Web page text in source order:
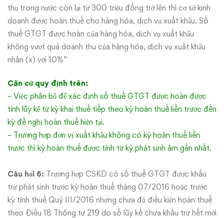
thụ trong nước còn lại từ 300 triệu đồng trở lên thì cơ sở kinh
doanh được hoàn thuế cho hàng hóa, dịch vụ xuất khẩu. Số
thuế GTGT được hoàn của hàng hóa, dịch vụ xuất khẩu
không vượt quá doanh thu của hàng hóa, dịch vụ xuất khẩu
nhân (x) với 10%”
Căn cứ quy định trên:
– Việc phân bổ để xác định số thuế GTGT được hoàn được
tính lũy kể từ kỳ khai thuế tiếp theo kỳ hoàn thuế liền trước đến
kỳ đề nghị hoàn thuế hiện tại.
– Trường hợp đơn vị xuất khẩu không có kỳ hoàn thuế liền
trước thì kỳ hoàn thuế được tính từ kỳ phát sinh âm gần nhất.
Câu hỏi 6: Trường hợp CSKD có số thuế GTGT được khấu
trừ phát sinh trước kỳ hoàn thuế tháng 07/2016 hoặc trước
kỳ tính thuế Quý III/2016 nhưng chưa đủ điều kiện hoàn thuế
theo Điều 18 Thông tư 219 do số lũy kế chưa khấu trừ hết mới